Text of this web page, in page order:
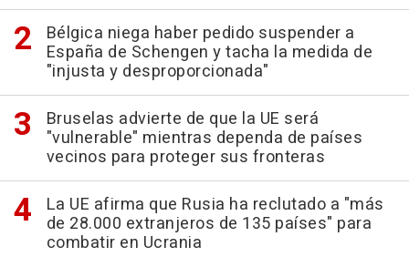
Bélgica niega haber pedido suspender a
España de Schengen y tacha la medida de
"injusta y desproporcionada"
Bruselas advierte de que la UE será
"vulnerable" mientras dependa de países
vecinos para proteger sus fronteras
La UE afirma que Rusia ha reclutado a "más
de 28.000 extranjeros de 135 países" para
combatir en Ucrania